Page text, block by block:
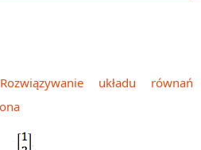
struktury danych
numeryczne
sortowania
szyfrujące
Rozwiązywanie układu równań